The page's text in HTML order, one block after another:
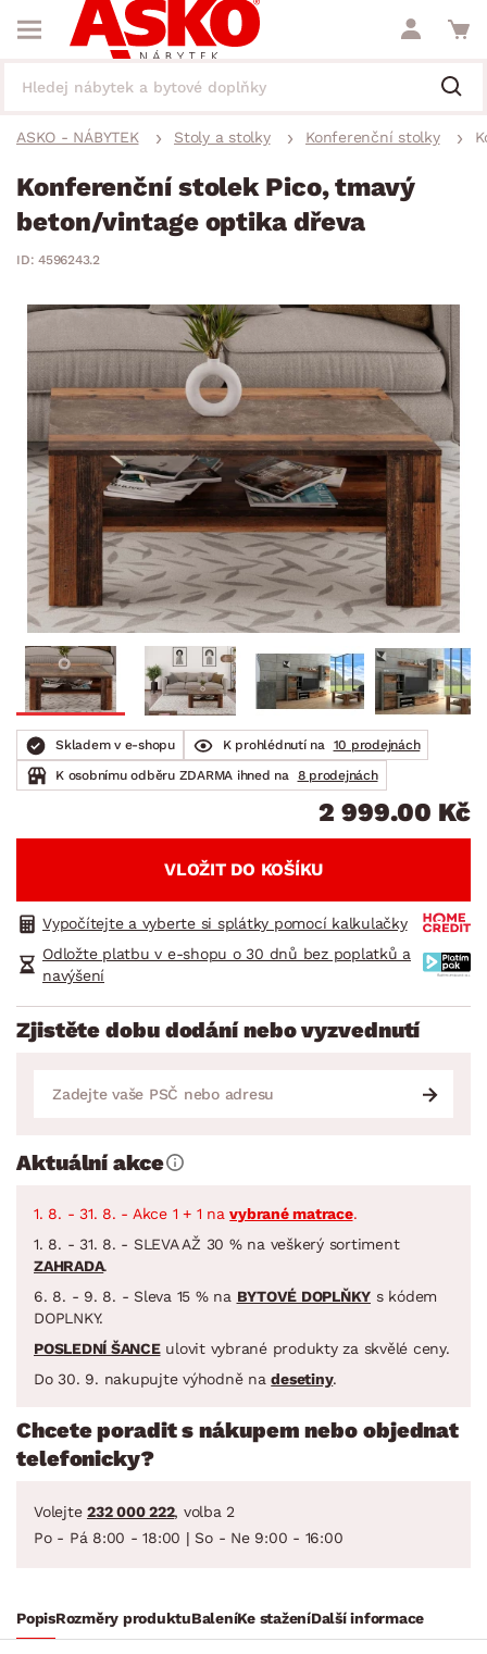
ASKO - NÁBYTEK Stoly a stolky Konferenční stolky
Konferenční stolek Pico, tmavý
beton/vintage optika dřeva
ID: 4596243.2
Skladem v e-shopu K prohlédnutí na
10 prodejnách
K osobnímu odběru ZDARMA ihned na
8 prodejnách
2 999.00 Kč
VLOŽIT DO KOŠÍKU
Vypočítejte a vyberte si splátky pomocí kalkulačky
Odložte platbu v e-shopu o 30 dnů bez poplatků a
navýšení
Zjistěte dobu dodání nebo vyzvednutí
Aktuální akce
1. 8. - 31. 8. - Akce 1 + 1 navybrané matrace.
1. 8. - 31. 8. - SLEVA AŽ 30 % na veškerý sortiment
ZAHRADA.
6. 8. - 9. 8. - Sleva 15 % na BYTOVÉ DOPLŇKY s kódem
DOPLNKY.
POSLEDNÍ ŠANCEulovit vybrané produkty za skvělé ceny.
Do 30. 9. nakupujte výhodně nadesetiny.
Chcete poradit s nákupem nebo objednat
telefonicky?
Volejte 232 000 222, volba 2
Po - Pá 8:00 - 18:00 | So - Ne 9:00 - 16:00
PopisRozměry produktuBaleníKe staženíDalší informace